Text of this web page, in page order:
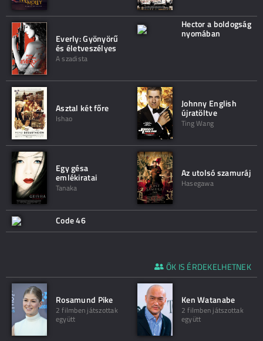
Everly: Gyönyörű
és életveszélyes
A szadista
Hector a boldogság
nyomában
Asztal két főre
Ishao
Johnny English
újratöltve
Ting Wang
Egy gésa
emlékiratai
Tanaka
Az utolsó szamuráj
Hasegawa
Code 46
ŐK IS ÉRDEKELHETNEK
Rosamund Pike
2 filmben játszottak
együtt
Ken Watanabe
2 filmben játszottak
együtt